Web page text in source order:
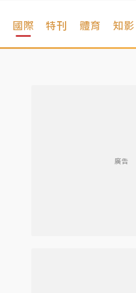
國際 特刊 體育 知影
廣告